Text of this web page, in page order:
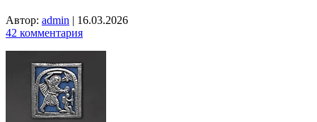
Автор: admin | 16.03.2026
42 комментария